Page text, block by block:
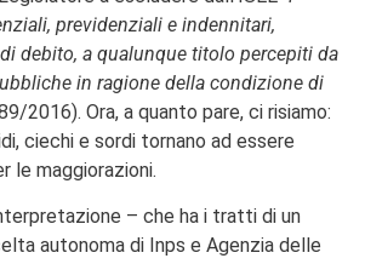
previdenziali e indennitari,
debito, a qualunque titolo percepiti da
in ragione della condizione di
2016). Ora, a quanto pare, ci risiamo:
ciechi e sordi tornano ad essere
le maggiorazioni.
– che ha i tratti di un
autonoma di Inps e Agenzia delle